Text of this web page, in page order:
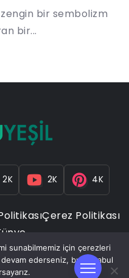
bir sembolizm
bir...
2K 2K 4K
Çerez Politikası
sunabilmemiz için çerezleri
ederseniz, bunu kabul